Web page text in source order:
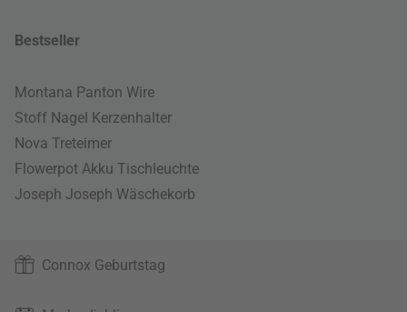
Bestseller
Montana Panton Wire
Stoff Nagel Kerzenhalter
Nova Treteimer
Flowerpot Akku Tischleuchte
Joseph Joseph Wäschekorb
Connox Geburtstag